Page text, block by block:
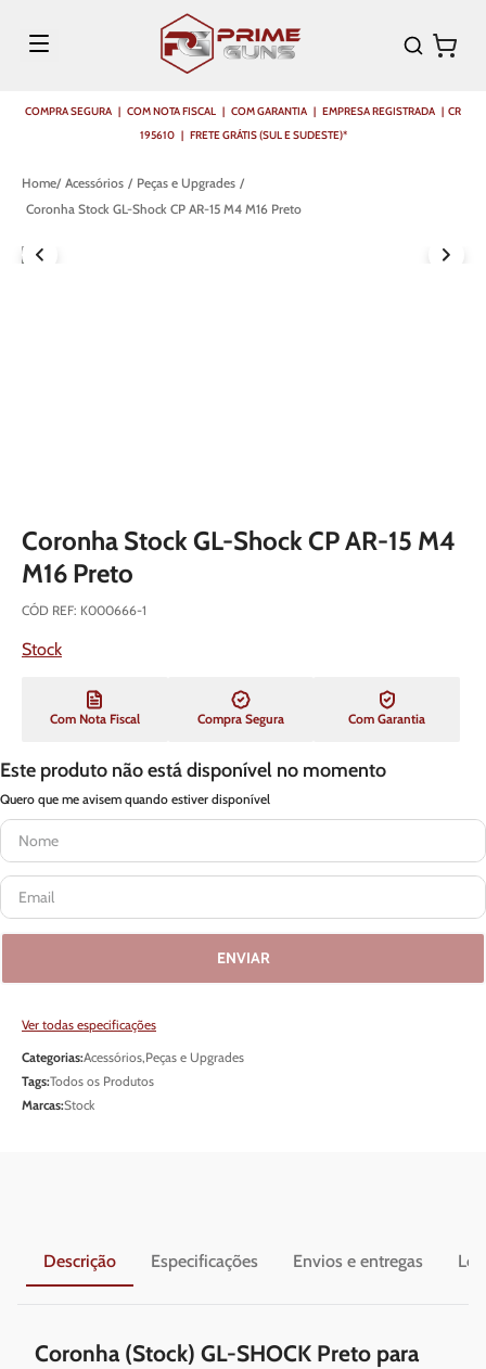
COMPRA SEGURA | COM NOTA FISCAL | COM GARANTIA | EMPRESA REGISTRADA | CR
195610 | FRETE GRÁTIS (SUL E SUDESTE)*
Acessórios
Peças e Upgrades
Coronha Stock GL-Shock CP AR-15 M4 M16 Preto
Coronha Stock GL-Shock CP AR-15 M4
M16 Preto
CÓD REF: K000666-1
Stock
Com Nota Fiscal Compra Segura Com Garantia
Este produto não está disponível no momento
Quero que me avisem quando estiver disponível
ENVIAR
Ver todas especificações
Categorias:Acessórios,Peças e Upgrades
Tags:Todos os Produtos
Marcas:Stock
Descrição Especificações Envios e entregas
Coronha (Stock) GL-SHOCK Preto para